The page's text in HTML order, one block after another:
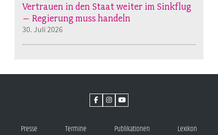
Vertrauen in den Staat weiter im Sinkflug
– Regierung muss handeln
30. Juli 2026
Presse Termine Publikationen Lexikon